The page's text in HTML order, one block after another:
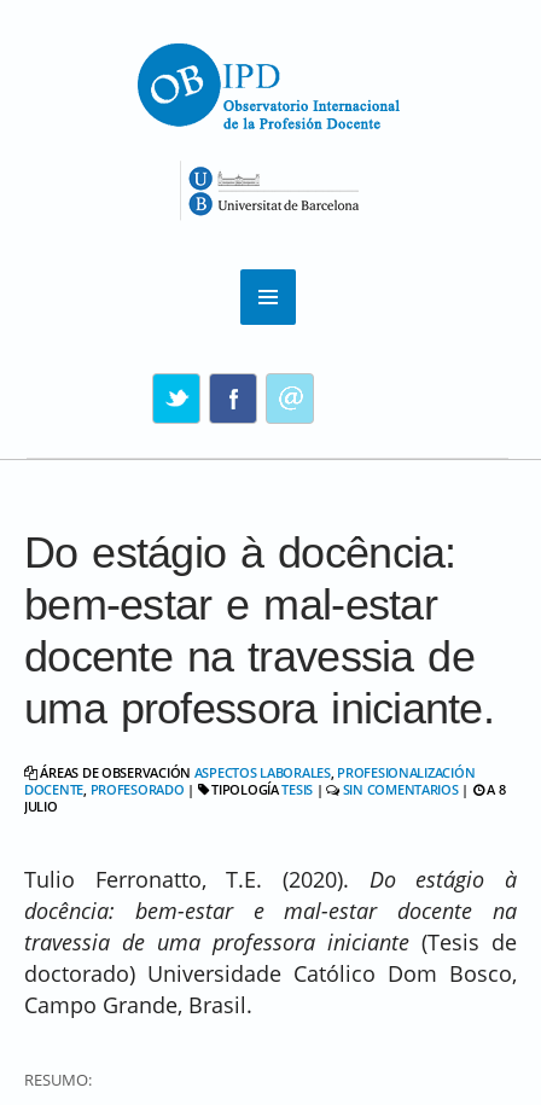
Do estágio à docência:
bem-estar e mal-estar
docente na travessia de
uma professora iniciante.
ÁREAS DE OBSERVACIÓN ASPECTOS LABORALES, PROFESIONALIZACIÓN
DOCENTE, PROFESORADO | TIPOLOGÍATESIS | SIN COMENTARIOS|
A 8
JULIO
Tulio Ferronatto, T.E. (2020). Do estágio à
docência: bem-estar e mal-estar docente na
travessia de uma professora iniciante (Tesis de
doctorado) Universidade Católico Dom Bosco,
Campo Grande, Brasil.
RESUMO: